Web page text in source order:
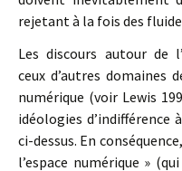
rejetant à la fois des
Les discours autour de
ceux d’autres domaines
numérique (voir Lewis
idéologies
ci-dessus. En
l’espace numérique »